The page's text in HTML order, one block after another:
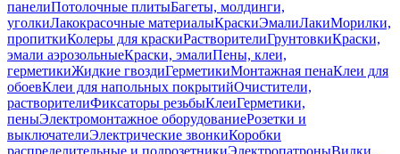
панелиПотолочные плитыБагеты, молдинги,
уголкиЛакокрасочные материалыКраскиЭмалиЛакиМорилки,
пропиткиКолеры для краскиРастворителиГрунтовкиКраски,
эмали аэрозольныеКраски, эмалиПены, клеи,
герметикиЖидкие гвоздиГерметикиМонтажная пенаКлеи для
обоевКлеи для напольных покрытийОчистители,
растворителиФиксаторы резьбыКлеиГерметики,
пеныЭлектромонтажное оборудованиеРозетки и
выключателиЭлектрические звонкиКоробки
распределительные и подрозетникиЭлектропатроныВилки,